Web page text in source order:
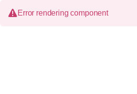
Error rendering component